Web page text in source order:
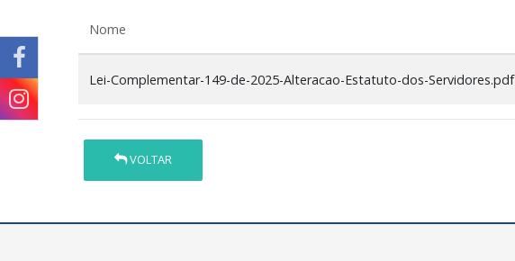
Nome
Lei-Complementar-149-de-2025-Alteracao-Estatuto-dos-Servidores.pdf
VOLTAR